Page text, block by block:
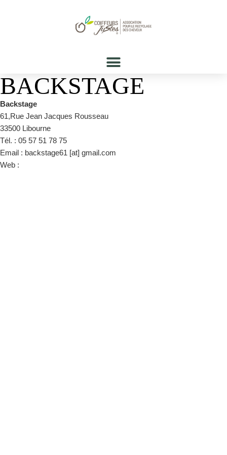
BACKSTAGE
Backstage
61,Rue Jean Jacques Rousseau
33500 Libourne
Tél. : 05 57 51 78 75
Email : backstage61 [at] gmail.com
Web :